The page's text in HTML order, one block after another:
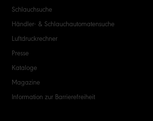
Schlauchsuche
Händler- & Schlauchautomatensuche
Luftdruckrechner
Presse
Kataloge
Magazine
Information zur Barrierefreiheit